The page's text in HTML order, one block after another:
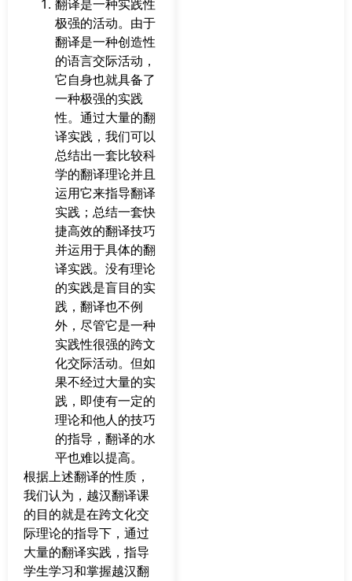
翻译是一种实践性
极强的活动。由于
翻译是一种创造性
的语言交际活动，
它自身也就具备了
一种极强的实践
性。通过大量的翻
译实践，我们可以
总结出一套比较科
学的翻译理论并且
运用它来指导翻译
实践；总结一套快
捷高效的翻译技巧
并运用于具体的翻
译实践。没有理论
的实践是盲目的实
践，翻译也不例
外，尽管它是一种
实践性很强的跨文
化交际活动。但如
果不经过大量的实
践，即使有一定的
理论和他人的技巧
的指导，翻译的水
平也难以提高。
根据上述翻译的性质，
我们认为，越汉翻译课
的目的就是在跨文化交
际理论的指导下，通过
大量的翻译实践，指导
学生学习和掌握越汉翻